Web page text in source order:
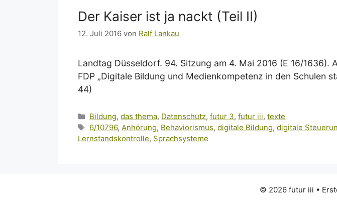
Der Kaiser ist ja nackt (Teil II)
12. Juli 2016 von Ralf Lankau
Landtag Düsseldorf. 94. Sitzung am 4. Mai 2016 (E 16/
FDP „Digitale Bildung und Medienkompetenz in den Schulen
44)
Kategorien
Bildung,das thema, Datenschutz,futur 3,futur iii,texte
Schlagwörter
6/10796,Anhörung, Behaviorismus,digitale Bildung,digitale
Lernstandskontrolle, Sprachsysteme
© 2026 futur iii •